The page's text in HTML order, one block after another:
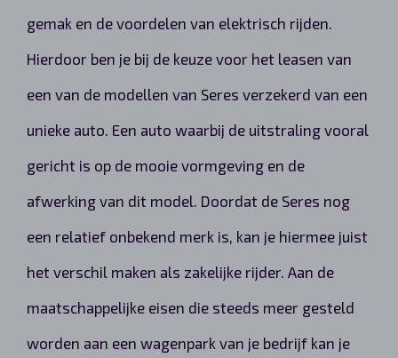
gemak en de voordelen van elektrisch rijden.
Hierdoor ben je bij de keuze voor het leasen van
een van de modellen van Seres verzekerd van een
unieke auto. Een auto waarbij de uitstraling vooral
gericht is op de mooie vormgeving en de
afwerking van dit model. Doordat de Seres nog
een relatief onbekend merk is, kan je hiermee juist
het verschil maken als zakelijke rijder. Aan de
maatschappelijke eisen die steeds meer gesteld
worden aan een wagenpark van je bedrijf kan je